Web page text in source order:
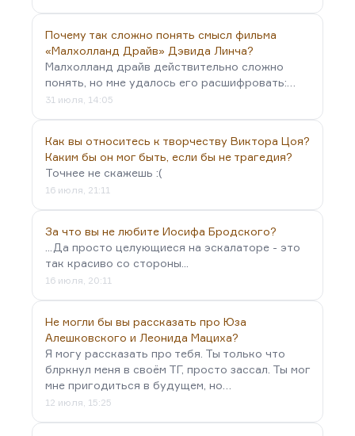
Почему так сложно понять смысл фильма
«Малхолланд Драйв» Дэвида Линча?
Малхолланд драйв действительно сложно
понять, но мне удалось его расшифровать:…
31 июля, 14:05
Как вы относитесь к творчеству Виктора Цоя?
Каким бы он мог быть, если бы не трагедия?
Точнее не скажешь :(
16 июля, 21:11
За что вы не любите Иосифа Бродского?
...Да просто целующиеся на эскалаторе - это
так красиво со стороны...
16 июля, 20:11
Не могли бы вы рассказать про Юза
Алешковского и Леонида Мациха?
Я могу рассказать про тебя. Ты только что
блркнул меня в своём ТГ, просто зассал. Ты мог
мне пригодиться в будущем, но…
12 июля, 15:25